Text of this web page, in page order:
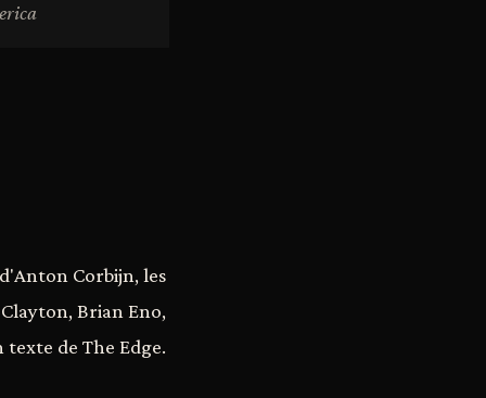
Corbijn, les
Brian Eno,
de The Edge.